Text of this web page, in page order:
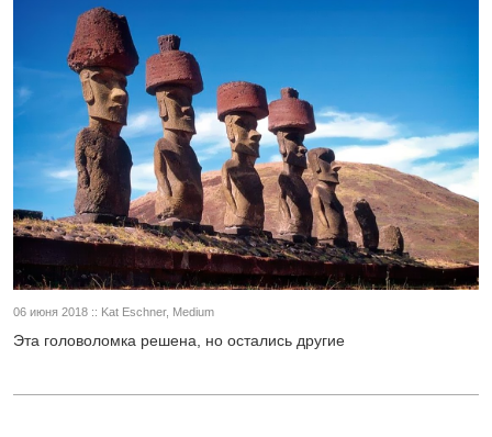
06 июня 2018 :: Kat Eschner, Medium
Эта головоломка решена, но остались другие